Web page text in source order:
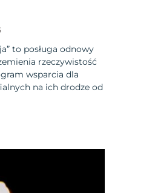
to posługa odnowy
rzeczywistość
wsparcia dla
na ich drodze od